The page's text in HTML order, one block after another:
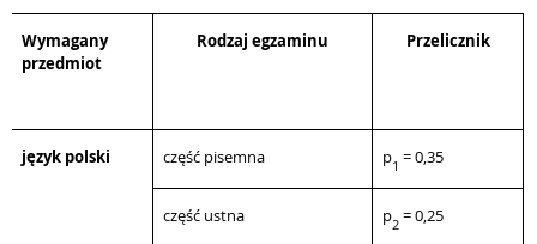
Wymagany
przedmiot
Rodzaj egzaminu Przelicznik
język polski część pisemna p1 = 0,35
część ustna p2 = 0,25